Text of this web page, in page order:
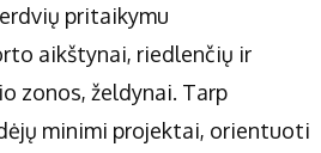
pritaikymu
aikštynai, riedlenčių ir
zonos, želdynai. Tarp
minimi projektai, orientuoti